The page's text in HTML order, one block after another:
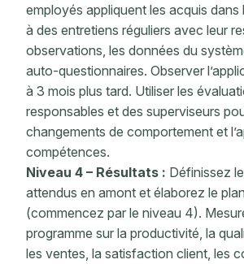
employés appliquent les acquis dans
à des entretiens réguliers avec leur
observations, les données du
auto-questionnaires. Observer
à 3 mois plus tard. Utiliser les
responsables et des superviseurs
changements de comportement et
compétences.
Niveau 4 – Résultats : Définissez
attendus en amont et élaborez le
(commencez par le niveau 4).
programme sur la productivité, la
les ventes, la satisfaction client, les